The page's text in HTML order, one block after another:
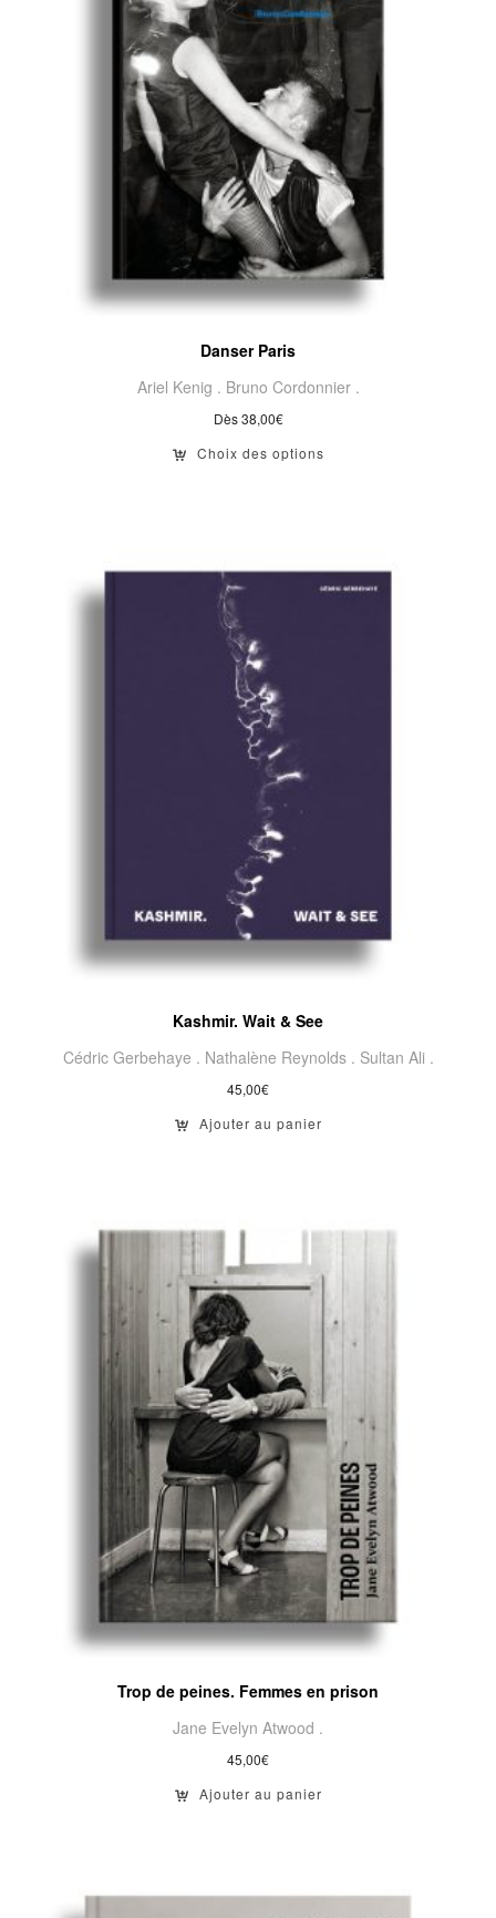
Danser Paris
Ariel Kenig . Bruno Cordonnier .
Dès38,00€
Choix des options
Kashmir. Wait & See
Cédric Gerbehaye . Nathalène Reynolds . Sultan Ali .
45,00€
Ajouter au panier
Trop de peines. Femmes en prison
Jane Evelyn Atwood .
45,00€
Ajouter au panier